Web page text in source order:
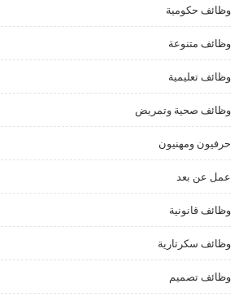
وظائف حكومية
وظائف متنوعة
وظائف تعليمية
وظائف صحية وتمريض
حرفيون ومهنيون
عمل عن بعد
وظائف قانونية
وظائف سكرتارية
وظائف تصميم